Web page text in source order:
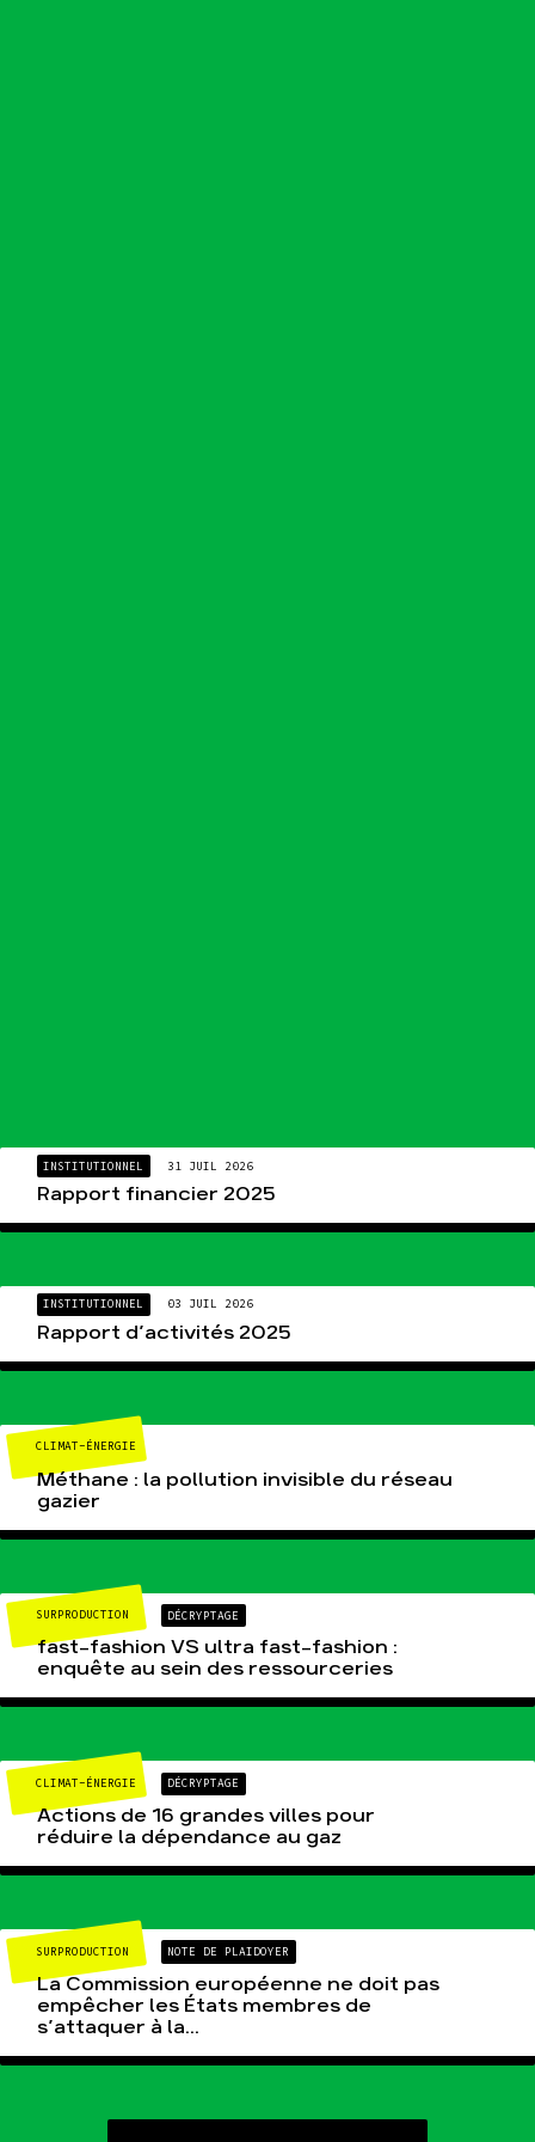
INSTITUTIONNEL 31 JUIL 2026
Rapport financier 2025
INSTITUTIONNEL 03 JUIL 2026
Rapport d’activités 2025
CLIMAT-ÉNERGIE
Méthane : la pollution invisible du réseau
gazier
SURPRODUCTION DÉCRYPTAGE
fast-fashion VS ultra fast-fashion :
enquête au sein des ressourceries
CLIMAT-ÉNERGIE DÉCRYPTAGE
Actions de 16 grandes villes pour
réduire la dépendance au gaz
SURPRODUCTION NOTE DE PLAIDOYER
La Commission européenne ne doit pas
empêcher les États membres de
s’attaquer à la...